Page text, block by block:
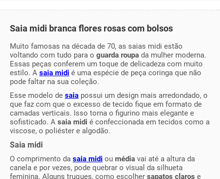
Saia midi branca flores rosas com bolsos
Muito famosas na década de 70, as saias midi estão
voltando com tudo para o guarda roupa da mulher moderna.
Essas peças conferem um toque de delicadeza com muito
estilo. A saia midi é uma espécie de peça coringa que não
pode faltar na sua coleção.
Esse modelo de saia possui um design mais arredondado, o
que faz com que o excesso de tecido fique em formato de
camadas verticais. Isso torna o figurino mais elegante e
sofisticado. A saia midi é confeccionada em tecidos como a
viscose, o poliéster e algodão.
Saia midi
O comprimento da saia midi ou média vai até a altura da
canela e por vezes, pode quebrar o visual da silhueta
feminina. Alguns truques, como escolher sapatos claros e